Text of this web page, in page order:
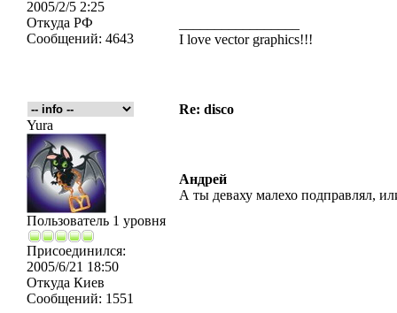
2005/2/5 2:25
Откуда РФ
Сообщений: 4643
I love vector graphics!!!
Re: disco
Yura
Пользователь 1 уровня
Присоединился:
2005/6/21 18:50
Откуда Киев
Сообщений: 1551
Андрей
А ты деваху малехо подправлял,